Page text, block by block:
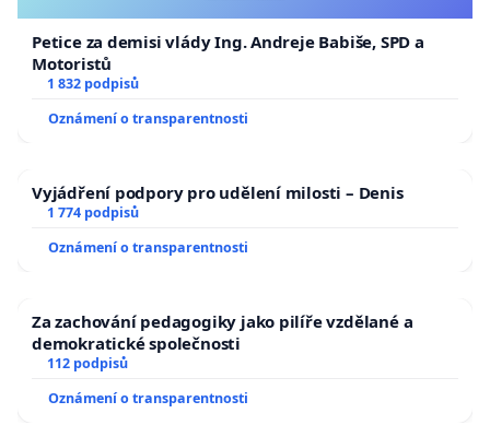
Petice za demisi vlády Ing. Andreje Babiše, SPD a
Motoristů
1 832 podpisů
Oznámení o transparentnosti
Vyjádření podpory pro udělení milosti – Denis
1 774 podpisů
Oznámení o transparentnosti
Za zachování pedagogiky jako pilíře vzdělané a
demokratické společnosti
112 podpisů
Oznámení o transparentnosti